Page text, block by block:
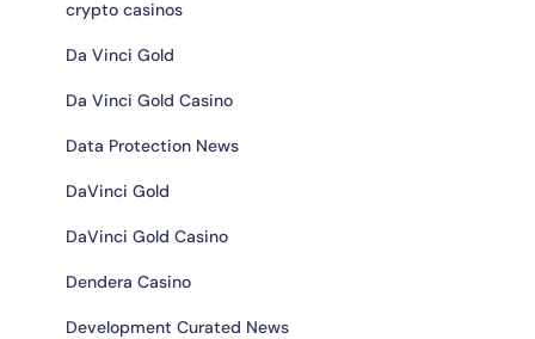
crypto casinos
Da Vinci Gold
Da Vinci Gold Casino
Data Protection News
DaVinci Gold
DaVinci Gold Casino
Dendera Casino
Development Curated News